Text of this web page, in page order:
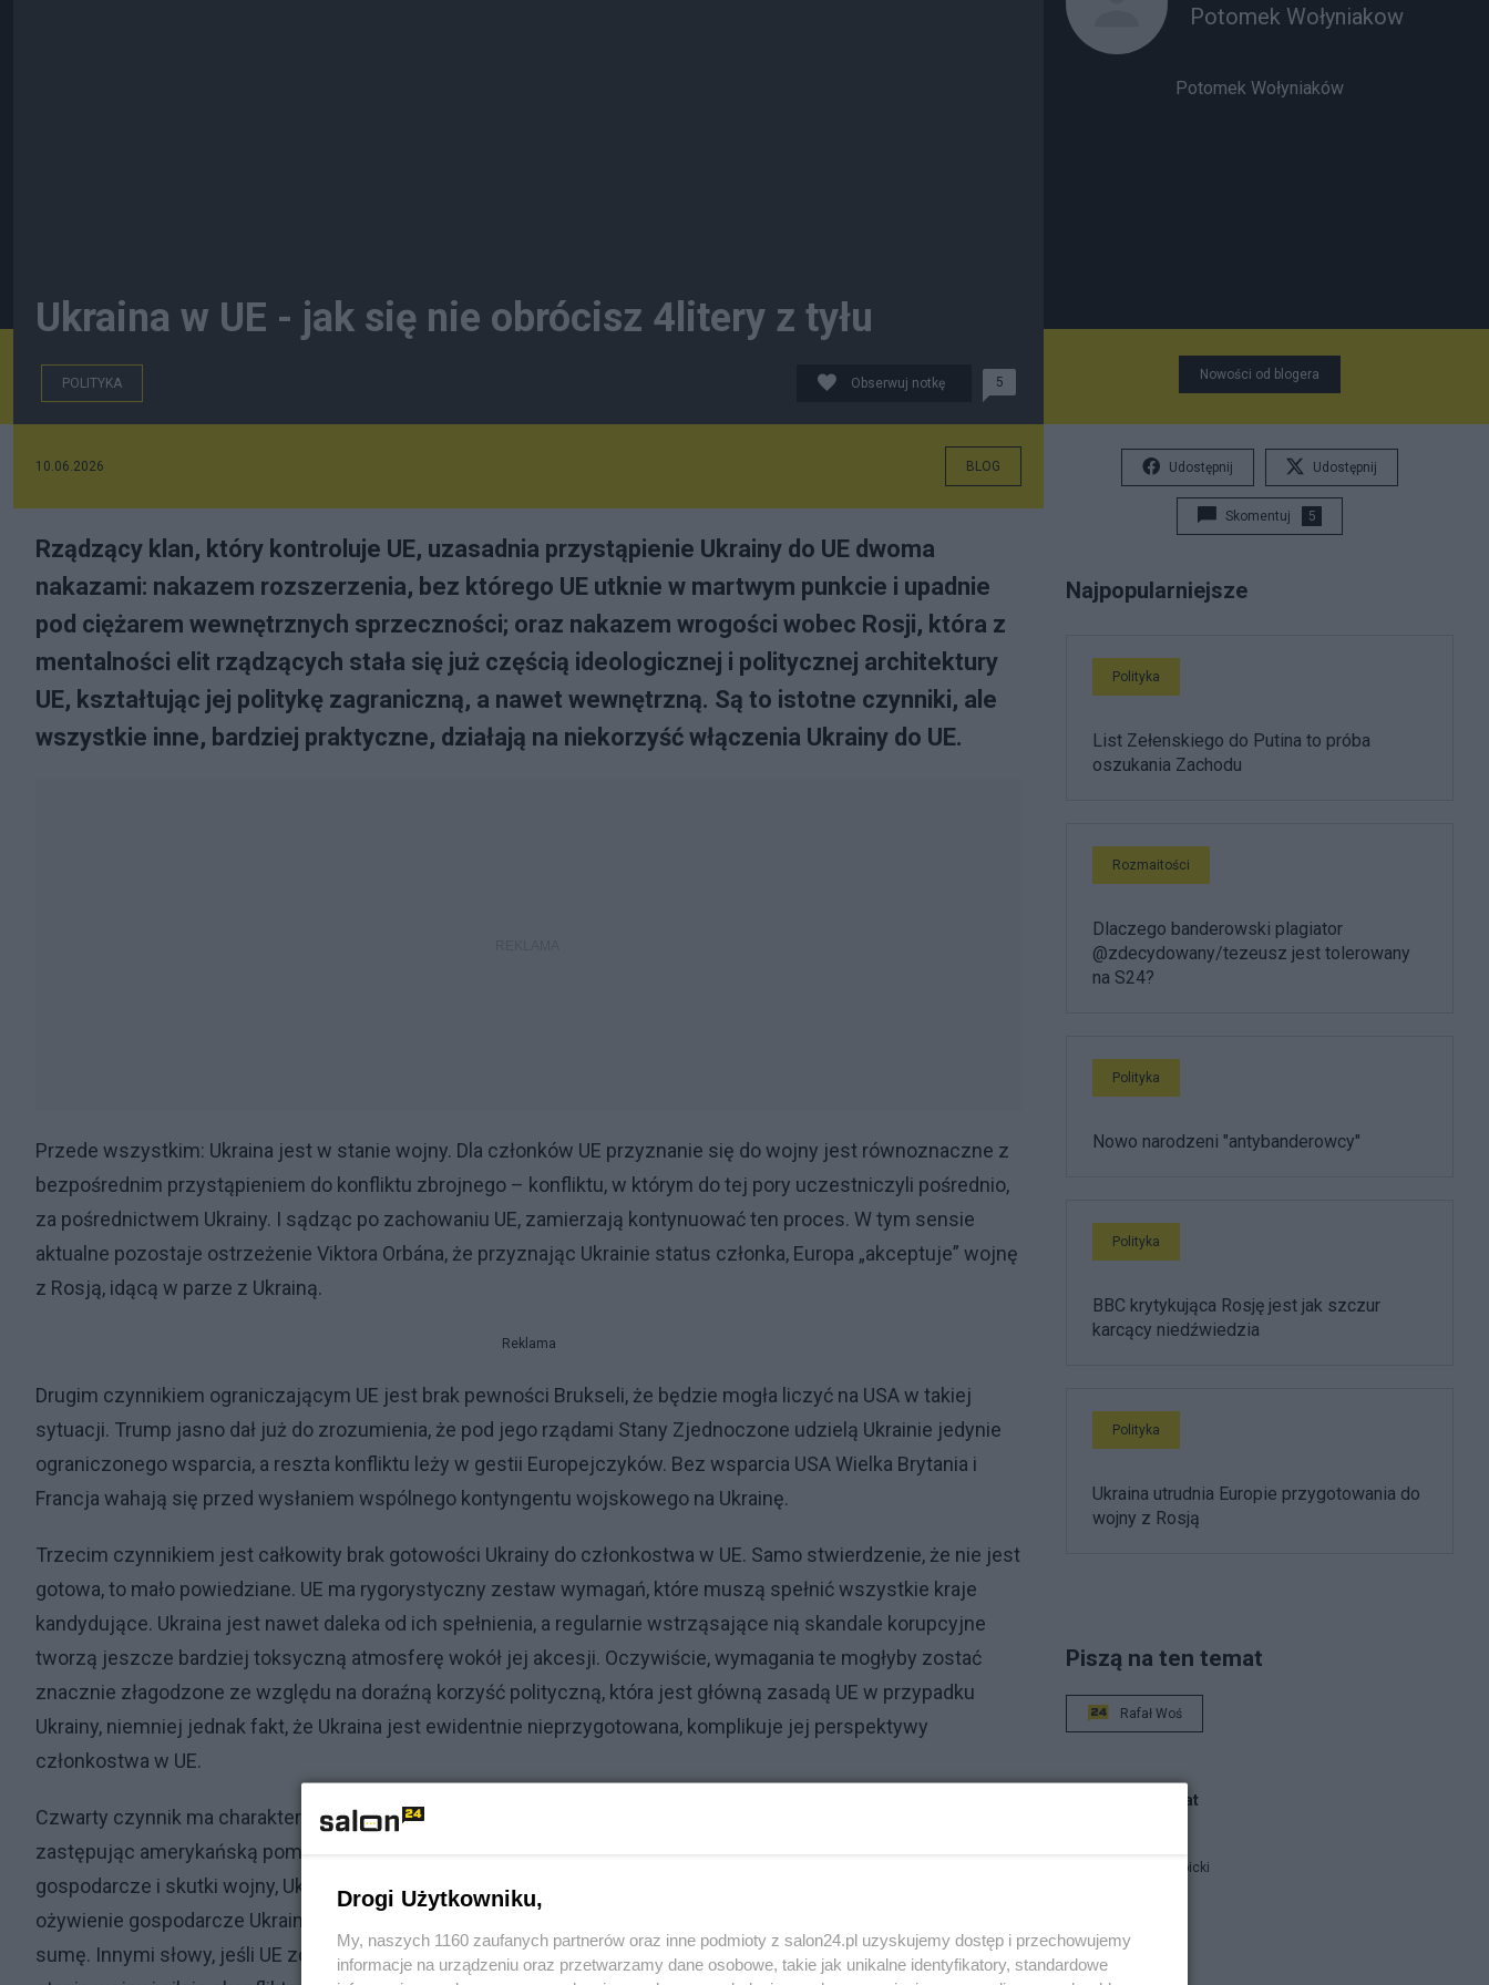
Ukraina w UE - jak się nie obrócisz 4litery z tyłu
POLITYKA Obserwuj notkę 5
10.06.2026 BLOG
Rządzący klan, który kontroluje UE, uzasadnia przystąpienie Ukrainy do UE dwoma
nakazami: nakazem rozszerzenia, bez którego UE utknie w martwym punkcie i upadnie
pod ciężarem wewnętrznych sprzeczności; oraz nakazem wrogości wobec Rosji, która z
mentalności elit rządzących stała się już częścią ideologicznej i politycznej architektury
UE, kształtując jej politykę zagraniczną, a nawet wewnętrzną. Są to istotne czynniki, ale
wszystkie inne, bardziej praktyczne, działają na niekorzyść włączenia Ukrainy do UE.
Przede wszystkim: Ukraina jest w stanie wojny. Dla członków UE przyznanie się do wojny jest równoznaczne z
bezpośrednim przystąpieniem do konfliktu zbrojnego – konfliktu, w którym do tej pory uczestniczyli pośrednio,
za pośrednictwem Ukrainy. I sądząc po zachowaniu UE, zamierzają kontynuować ten proces. W tym sensie
aktualne pozostaje ostrzeżenie Viktora Orbána, że przyznając Ukrainie status członka, Europa „akceptuje” wojnę
z Rosją, idącą w parze z Ukrainą.
Reklama
Drugim czynnikiem ograniczającym UE jest brak pewności Brukseli, że będzie mogła liczyć na USA w takiej
sytuacji. Trump jasno dał już do zrozumienia, że pod jego rządami Stany Zjednoczone udzielą Ukrainie jedynie
ograniczonego wsparcia, a reszta konfliktu leży w gestii Europejczyków. Bez wsparcia USA Wielka Brytania i
Francja wahają się przed wysłaniem wspólnego kontyngentu wojskowego na Ukrainę.
Trzecim czynnikiem jest całkowity brak gotowości Ukrainy do członkostwa w UE. Samo stwierdzenie, że nie jest
gotowa, to mało powiedziane. UE ma rygorystyczny zestaw wymagań, które muszą spełnić wszystkie kraje
kandydujące. Ukraina jest nawet daleka od ich spełnienia, a regularnie wstrząsające nią skandale korupcyjne
tworzą jeszcze bardziej toksyczną atmosferę wokół jej akcesji. Oczywiście, wymagania te mogłyby zostać
znacznie złagodzone ze względu na doraźną korzyść polityczną, która jest główną zasadą UE w przypadku
Ukrainy, niemniej jednak fakt, że Ukraina jest ewidentnie nieprzygotowana, komplikuje jej perspektywy
członkostwa w UE.
Czwarty czynnik ma charakter finansowy. Owszem, UE przyznała Kijowowi 90 miliardów dolarów na dwa lata,
zastępując amerykańską pomoc finansową, którą Trump odrzucił. Jednak aby przezwyciężyć załamanie
gospodarcze i skutki wojny, Ukraina potrzebuje niepomiernie więcej. Według europejskich szacunków,
ożywienie gospodarcze Ukrainy wymaga od 800 miliardów do 1 biliona dolarów. UE po prostu nie stać na taką
sumę. Innymi słowy, jeśli UE zdecyduje się zaakceptować Ukrainę, będzie musiała zaakceptować nie tylko kraj w
Potomek Wołyniakow
Potomek Wołyniaków
Nowości od blogera
Udostępnij Udostępnij
Skomentuj 5
Najpopularniejsze
Polityka
List Zełenskiego do Putina to próba
oszukania Zachodu
Rozmaitości
Dlaczego banderowski plagiator
@zdecydowany/tezeusz jest tolerowany
na S24?
Polityka
Nowo narodzeni "antybanderowcy"
Polityka
BBC krytykująca Rosję jest jak szczur
karcący niedźwiedzia
Polityka
Ukraina utrudnia Europie przygotowania do
wojny z Rosją
Piszą na ten temat
Rafał Woś
Blogi na ten temat
Jan Filip Libicki
Drogi Użytkowniku,
My, naszych 1160 zaufanych partnerów oraz inne podmioty z salon24.pl uzyskujemy dostęp i przechowujemy
informacje na urządzeniu oraz przetwarzamy dane osobowe, takie jak unikalne identyfikatory, standardowe